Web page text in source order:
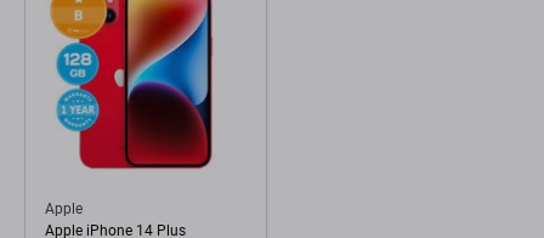
Apple
Apple iPhone 14 Plus